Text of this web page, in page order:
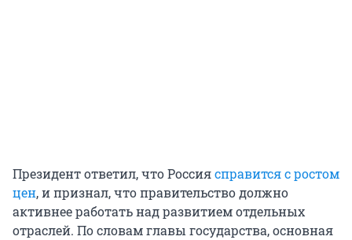
Президент ответил, что Россиясправится с ростом
цен, и признал, что правительство должно
активнее работать над развитием отдельных
отраслей. По словам главы государства, основная